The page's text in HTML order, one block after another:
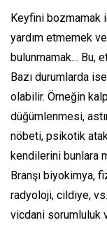
Keyfini bozmamak
yardım etmemek
bulunmamak… Bu,
Bazı durumlarda
olabilir. Örneğin
düğümlenmesi,
nöbeti, psikotik
kendilerini bunlara
Branşı biyokimya,
radyoloji, cildiye,
vicdani sorumluluk